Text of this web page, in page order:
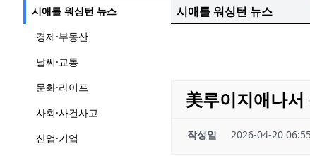
시애틀 워싱턴 뉴스
경제·부동산
날씨·교통
문화·라이프
사회·사건사고
산업·기업
시애틀 워싱턴 뉴스
美루이지애나
작성일 2026-04-20